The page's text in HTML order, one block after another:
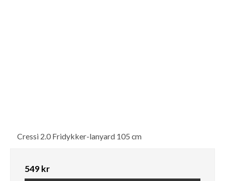
Cressi 2.0 Fridykker-lanyard 105 cm
549 kr